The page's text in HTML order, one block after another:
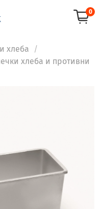
0
хлеба
хлеба и противни